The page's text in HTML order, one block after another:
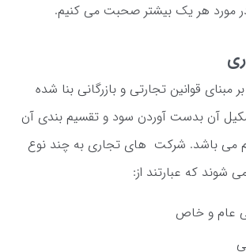
مورد هر یک بیشتر صحبت می کنیم.
قوانین تجارتی و بازرگانی بنا شده
آن بدست آوردن سود و تقسیم بندی آن
می باشد. شرکت های تجاری به چند نوع
که عبارتند از:
عام و خاص